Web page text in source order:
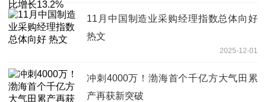
11月中国制造业采购经理指数总体向好
热文
2025-12-01
冲刺4000万！渤海首个千亿方大气田累
产再获新突破